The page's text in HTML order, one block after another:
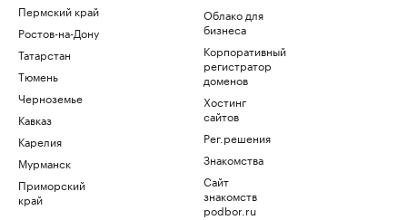
Пермский край
Ростов-на-Дону
Татарстан
Тюмень
Черноземье
Кавказ
Карелия
Мурманск
Приморский
край
Облако для
бизнеса
Корпоративный
регистратор
доменов
Хостинг
сайтов
Рег.решения
Знакомства
Сайт
знакомств
podbor.ru